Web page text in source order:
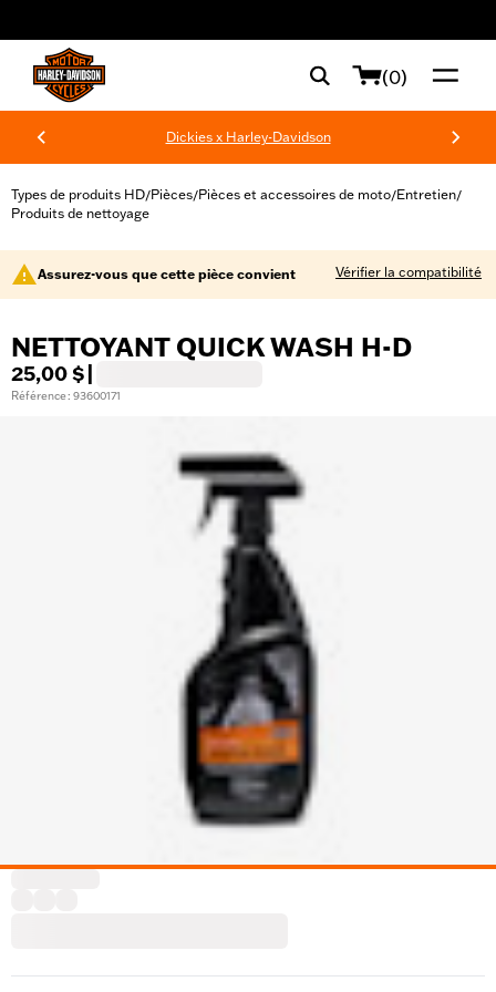
(0)
Dickies x Harley-Davidson
Types de produits HD/Pièces/Pièces et accessoires de moto/Entretien/
Produits de nettoyage
Assurez-vous que cette pièce convient Vérifier la compatibilité
NETTOYANT QUICK WASH H-D
25,00 $
Référence : 93600171